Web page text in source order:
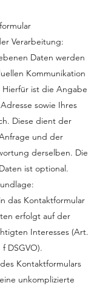
Verarbeitung:
Daten werden
Kommunikation
ist die Angabe
sowie Ihres
Diese dient der
und der
derselben. Die
ist optional.
das Kontaktformular
erfolgt auf der
Interesses (Art.
DSGVO).
Kontaktformulars
unkomplizierte